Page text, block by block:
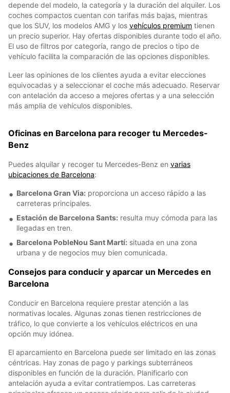
depende del modelo, la categoría y la duración del alquiler. Los
coches compactos cuentan con tarifas más bajas, mientras
que los SUV, los modelos AMG y los vehículos premium tienen
un precio superior. Hay ofertas disponibles durante todo el año.
El uso de filtros por categoría, rango de precios o tipo de
vehículo facilita la comparación de las opciones disponibles.
Leer las opiniones de los clientes ayuda a evitar elecciones
equivocadas y a seleccionar el coche más adecuado. Reservar
con antelación da acceso a mejores ofertas y a una selección
más amplia de vehículos disponibles.
Oficinas en Barcelona para recoger tu Mercedes-
Benz
Puedes alquilar y recoger tu Mercedes-Benz en varias
ubicaciones de Barcelona:
Barcelona Gran Via: proporciona un acceso rápido a las
carreteras principales.
Estación de Barcelona Sants: resulta muy cómoda para las
llegadas en tren.
Barcelona PobleNou Sant Martí: situada en una zona
urbana y de negocios muy bien comunicada.
Consejos para conducir y aparcar un Mercedes en
Barcelona
Conducir en Barcelona requiere prestar atención a las
normativas locales. Algunas zonas tienen restricciones de
tráfico, lo que convierte a los vehículos eléctricos en una
opción muy idónea.
El aparcamiento en Barcelona puede ser limitado en las zonas
céntricas. Hay zonas de pago y parkings subterráneos
disponibles en función de la duración. Planificarlo con
antelación ayuda a evitar contratiempos. Las carreteras